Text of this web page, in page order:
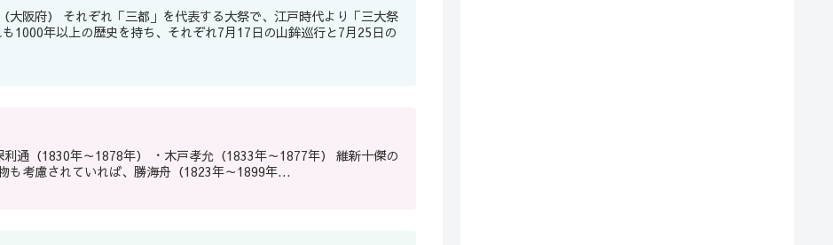
1000年以上の歴史を持ち、それぞれ7月17日の山鉾巡行と7月25日の
も考慮されていれば、勝海舟（1823年～1899年...